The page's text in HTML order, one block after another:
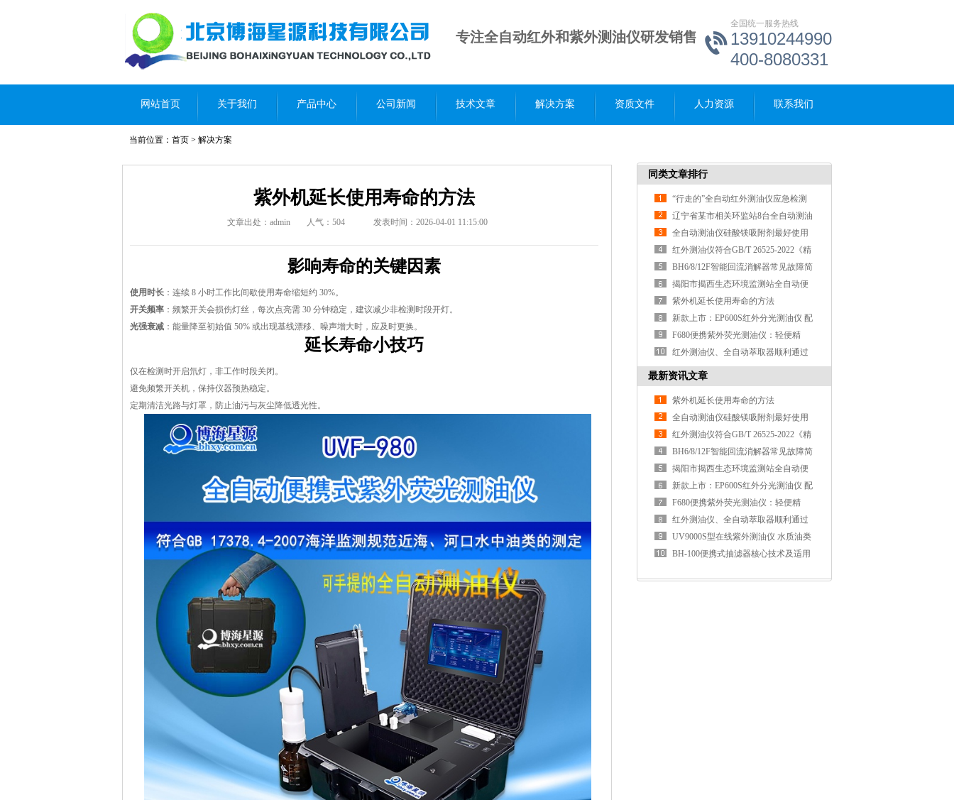
专注全自动红外和紫外测油仪研发销售
全国统一服务热线
13910244990
400-8080331
网站首页 关于我们 产品中心 公司新闻 技术文章 解决方案 资质文件 人力资源 联系我们
当前位置： 首页 > 解决方案
紫外机延长使用寿命的方法
文章出处：admin 人气： 504 发表时间：2026-04-01 11:15:00
影响寿命的关键因素
使用时长 ：连续 8 小时工作比间歇使用寿命缩短约 30%。
开关频率 ：频繁开关会损伤灯丝，每次点亮需 30 分钟稳定，建议减少非检测时段开灯。
光强衰减 ：能量降至初始值 50% 或出现基线漂移、噪声增大时，应及时更换。
延长寿命小技巧
仅在检测时开启氘灯，非工作时段关闭。
避免频繁开关机，保持仪器预热稳定。
定期清洁光路与灯罩，防止油污与灰尘降低透光性。
同类文章排行
“行走的”全自动红外测油仪应急检测
一键式完成检测
辽宁省某市相关环监站8台全自动测油
仪验收啦！
全自动测油仪硅酸镁吸附剂最好使用
厂家适配的！
红外测油仪符合GB/T 26525-2022《精
制氯化钴》
BH6/8/12F智能回流消解器常见故障简
易处理
揭阳市揭西生态环境监测站全自动便
携式紫外荧光测油仪安装验收圆满完
成
紫外机延长使用寿命的方法
新款上市：EP600S红外分光测油仪 配
套新国标
F680便携紫外荧光测油仪：轻便精
准，现场检测新标杆
红外测油仪、全自动萃取器顺利通过
山东产业投资发展集团验收
最新资讯文章
紫外机延长使用寿命的方法
全自动测油仪硅酸镁吸附剂最好使用
厂家适配的！
红外测油仪符合GB/T 26525-2022《精
制氯化钴》
BH6/8/12F智能回流消解器常见故障简
易处理
揭阳市揭西生态环境监测站全自动便
携式紫外荧光测油仪安装验收圆满完
成
新款上市：EP600S红外分光测油仪 配
套新国标
F680便携紫外荧光测油仪：轻便精
准，现场检测新标杆
红外测油仪、全自动萃取器顺利通过
山东产业投资发展集团验收
UV9000S型在线紫外测油仪 水质油类
监测解决方案
BH-100便携式抽滤器核心技术及适用